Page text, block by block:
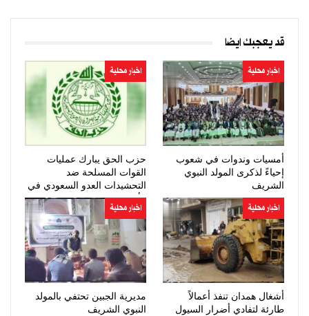
قد يعجبك ايضا
اخبار محلية
أمسيات وندوات في شعوب
إحياءً لذكرى المولد النبوي
الشريف
اخبار محلية
حزب الحق يبارك عمليات
القوات المسلحة ضد
التحشيدات العدو السعودي في
مأرب وحضرموت
اخبار محلية
أشغال همدان تنفذ أعمالاً
طارئة لتفادي أضرار السيول
اخبار محلية
مديرية الجبين تحتفي بالمولد
النبوي الشريف